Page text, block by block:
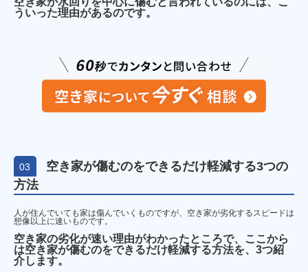
ういった理由があるのです。
03
空き家が傷むのをできるだけ軽減する3つの
方法
人が住んでいても家は傷んでいくものですが、空き家が劣化するスピードは
想像以上に速いものです。
空き家の劣化が速い理由がわかったところで、ここから
は空き家が傷むのをできるだけ軽減する方法を、3つ紹
介します。